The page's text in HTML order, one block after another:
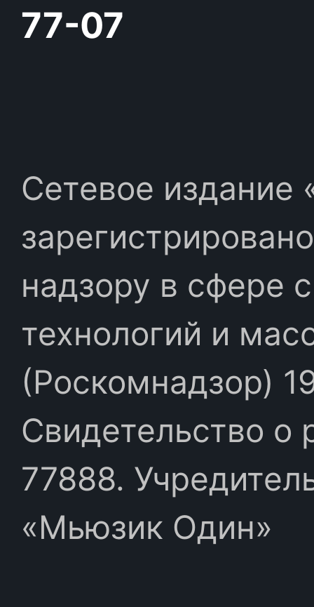
77-07
Сетевое издание
надзору в сфере
технологий и
(Роскомнадзор)
Свидетельство
77888.
«Мьюзик Один»